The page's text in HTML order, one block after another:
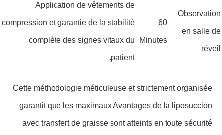
Observation
en salle de
réveil
60
Minutes
Application de vêtements de
compression et garantie de la stabilité
complète des signes vitaux du
patient.
Cette méthodologie méticuleuse et strictement organisée
garantit que les maximaux Avantages de la liposuccion
avec transfert de graisse sont atteints en toute sécurité